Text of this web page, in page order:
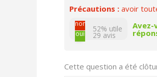
Précautions : avoir
non
oui
52% utile
29 avis
Cette question a été